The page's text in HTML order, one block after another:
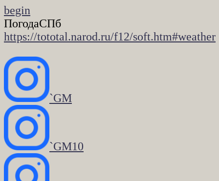
begin
ПогодаСПб
https://tototal.narod.ru/f12/soft.htm#weather
`GM
`GM10